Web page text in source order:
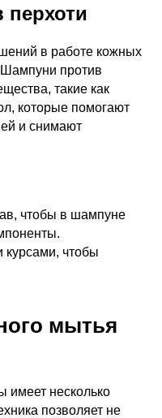
в работе кожных
против
такие как
которые помогают
и снимают
чтобы в шампуне
курсами, чтобы
мытья
имеет несколько
позволяет не